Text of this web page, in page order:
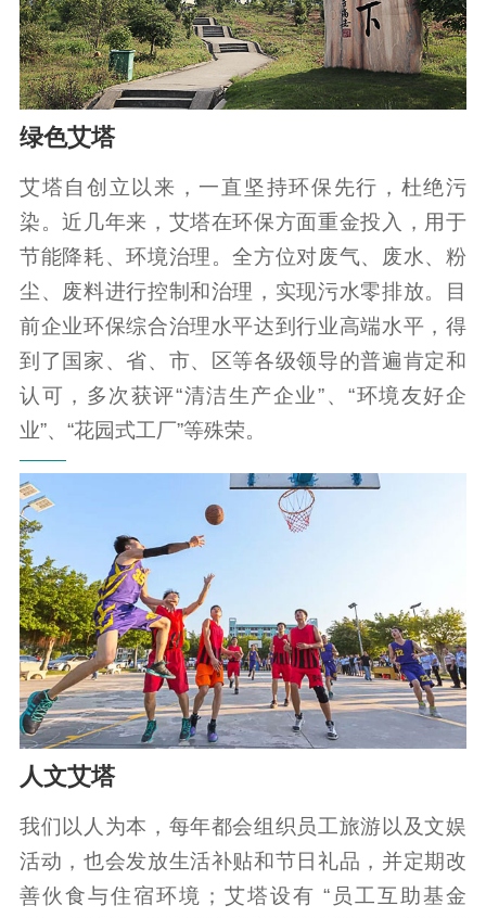
绿色艾塔
艾塔自创立以来，一直坚持环保先行，杜绝污
染。近几年来，艾塔在环保方面重金投入，用于
节能降耗、环境治理。全方位对废气、废水、粉
尘、废料进行控制和治理，实现污水零排放。目
前企业环保综合治理水平达到行业高端水平，得
到了国家、省、市、区等各级领导的普遍肯定和
认可，多次获评“清洁生产企业”、“环境友好企
业”、“花园式工厂”等殊荣。
人文艾塔
我们以人为本，每年都会组织员工旅游以及文娱
活动，也会发放生活补贴和节日礼品，并定期改
善伙食与住宿环境；艾塔设有 “员工互助基金